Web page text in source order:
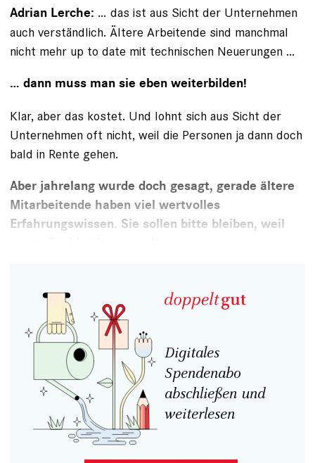
Adrian Lerche: … das ist aus Sicht der Unternehmen
auch verständlich. Ältere Arbeitende sind manchmal
nicht mehr up to date mit technischen Neuerungen …
… dann muss man sie eben weiterbilden!
Klar, aber das kostet. Und lohnt sich aus Sicht der
Unternehmen oft nicht, weil die Personen ja dann doch
bald in Rente gehen.
Aber jahrelang wurde doch gesagt, gerade ältere
Mitarbeitende haben viel wertvolles
Erfahrungswissen. Sie sollen bitte bleiben, weil
Digitales
Spendenabo
abschließen und
weiterlesen